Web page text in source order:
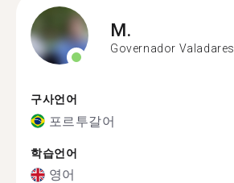
M.
Governador Valadares
구사언어
포르투갈어
학습언어
영어